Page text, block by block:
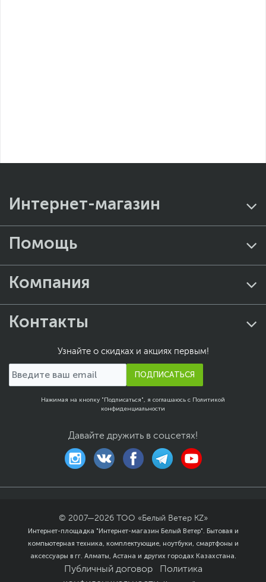
Интернет-магазин
Помощь
Компания
Контакты
Узнайте о скидках и акциях первым!
ПОДПИСАТЬСЯ
Нажимая на кнопку "Подписаться", я соглашаюсь с Политикой
конфиденциальности
Давайте дружить в соцсетях!
© 2007—2026 ТОО «Белый Ветер KZ»
Интернет-площадка "Интернет-магазин Белый Ветер". Бытовая и
компьютерная техника, комплектующие, ноутбуки, смартфоны и
аксессуары в гг. Алматы, Астана и других городах Казахстана.
Публичный договор
Политика